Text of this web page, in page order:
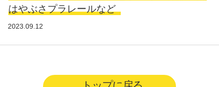
はやぶさプラレールなど
2023.09.12